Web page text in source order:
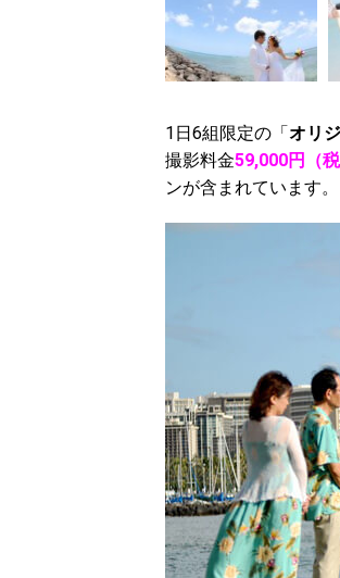
1日6組限定の「オリ
撮影料金59,000円（税
ンが含まれています。